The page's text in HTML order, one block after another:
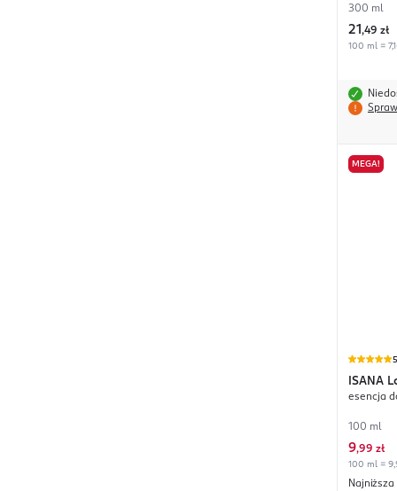
300 ml
21 ,49 zł
100 ml =
MEGA!
ISANA
esencja
100 ml
9,99 zł
100 ml =
Najniższa